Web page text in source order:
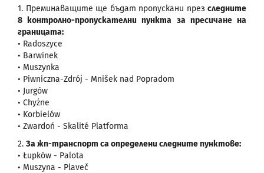
1. Преминаващите ще бъдат пропускани през следните
8 контролно-пропускателни пункта за пресичане на
границата:
• Radoszyce
• Barwinek
• Muszynka
• Piwniczna-Zdrój - Mnišek nad Popradom
• Jurgów
• Chyżne
• Korbielów
• Zwardoń - Skalité Platforma
2. За жп-транспорт са определени следните пунктове:
• Łupków - Palota
• Muszyna - Plaveč